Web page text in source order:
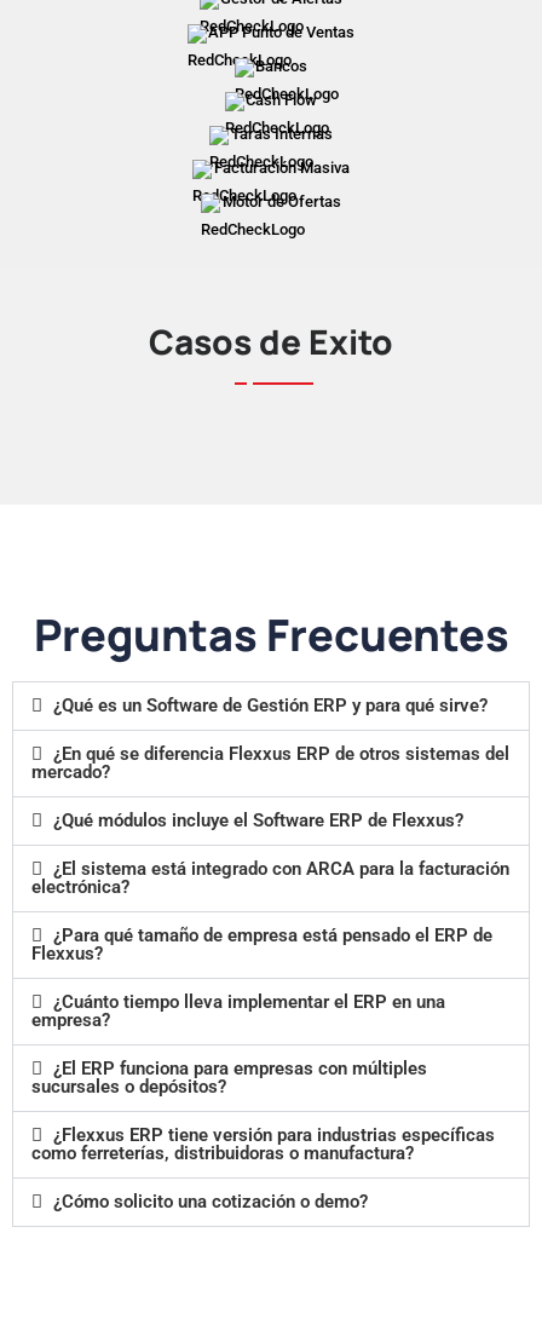
APP Punto de Ventas
Bancos
Cash Flow
Taras Internas
Facturación Masiva
Motor de Ofertas
Casos de Éxito
Preguntas Frecuentes
¿Qué es un Software de Gestión ERP y para qué sirve?
¿En qué se diferencia Flexxus ERP de otros sistemas del
mercado?
¿Qué módulos incluye el Software ERP de Flexxus?
¿El sistema está integrado con ARCA para la facturación
electrónica?
¿Para qué tamaño de empresa está pensado el ERP de
Flexxus?
¿Cuánto tiempo lleva implementar el ERP en una
empresa?
¿El ERP funciona para empresas con múltiples
sucursales o depósitos?
¿Flexxus ERP tiene versión para industrias específicas
como ferreterías, distribuidoras o manufactura?
¿Cómo solicito una cotización o demo?